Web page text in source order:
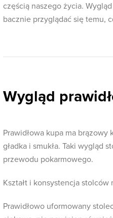
częścią naszego życia.
bacznie przyglądać się temu,
Wygląd
Prawidłowa kupa ma
gładka i smukła. Taki wygląd
przewodu pokarmowego.
Kształt i konsystencja
Prawidłowo uformowany